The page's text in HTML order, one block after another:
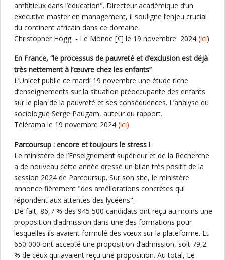
ambitieux dans l’éducation". Directeur académique d’un
executive master en management, il souligne l’enjeu crucial
du continent africain dans ce domaine.
Christopher Hogg - Le Monde [€] le 19 novembre 2024 (ici)
En France, “le processus de pauvreté et d’exclusion est déjà
très nettement à l’œuvre chez les enfants”
L’Unicef publie ce mardi 19 novembre une étude riche
d’enseignements sur la situation préoccupante des enfants
sur le plan de la pauvreté et ses conséquences. L’analyse du
sociologue Serge Paugam, auteur du rapport.
Télérama le 19 novembre 2024 (ici)
Parcoursup : encore et toujours le stress !
Le ministère de l’Enseignement supérieur et de la Recherche
a de nouveau cette année dressé un bilan très positif de la
session 2024 de Parcoursup. Sur son site, le ministère
annonce fièrement "des améliorations concrètes qui
répondent aux attentes des lycéens".
De fait, 86,7 % des 945 500 candidats ont reçu au moins une
proposition d’admission dans une des formations pour
lesquelles ils avaient formulé des vœux sur la plateforme. Et
650 000 ont accepté une proposition d’admission, soit 79,2
% de ceux qui avaient reçu une proposition. Au total, Le